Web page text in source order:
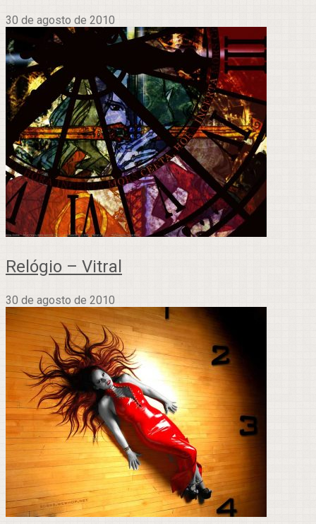
30 de agosto de 2010
Relógio – Vitral
30 de agosto de 2010